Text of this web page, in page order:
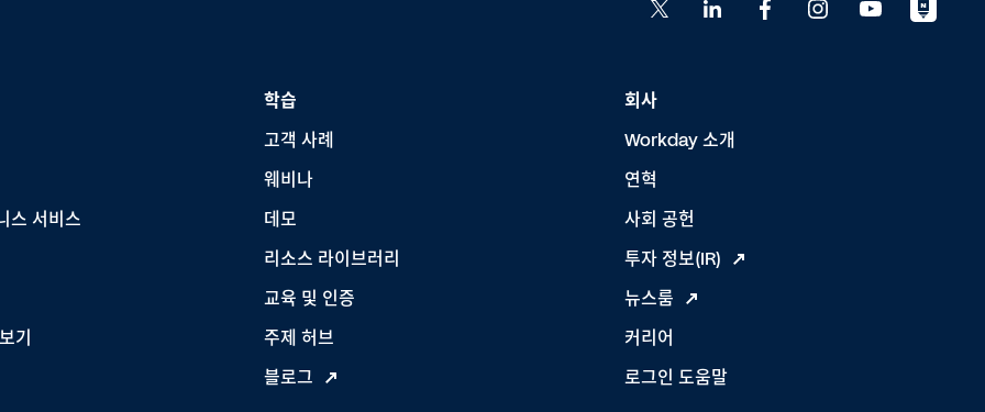
스 서비스
기
학습
고객 사례
웨비나
데모
리소스 라이브러리
교육 및 인증
주제 허브
블로그
회사
Workday 소개
연혁
사회 공헌
투자 정보(IR)
뉴스룸
커리어
로그인 도움말